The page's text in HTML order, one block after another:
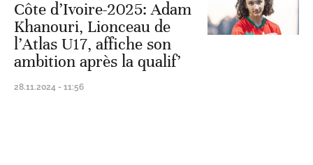
Côte d’Ivoire-2025: Adam
Khanouri, Lionceau de
l’Atlas U17, affiche son
ambition après la qualif’
28.11.2024 - 11:56